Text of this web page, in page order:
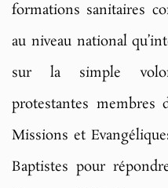
formations sanitaires
au niveau national
sur la simple
protestantes membres
Missions et
Baptistes pour